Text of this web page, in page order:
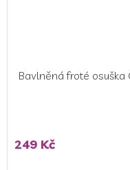
Bavlněná froté osuška
hodnocení
produktu
249 Kč